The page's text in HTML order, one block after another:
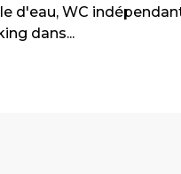
d'eau, WC
dans...